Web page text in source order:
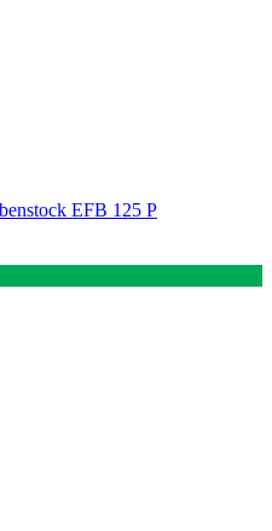
EFB 125 P